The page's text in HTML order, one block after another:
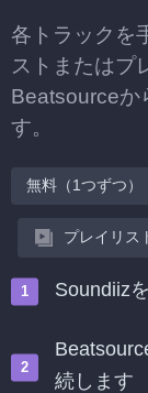
各トラックを
ストまたはプ
Beatsourceか
す。
無料（1つずつ）
プレイリス
Soundiiz
続します